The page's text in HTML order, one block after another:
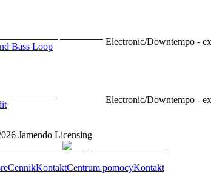
Bass Loop
Electronic/Downtempo -
Electronic/Downtempo -
Jamendo Licensing
CennikKontaktCentrum pomocyKontakt